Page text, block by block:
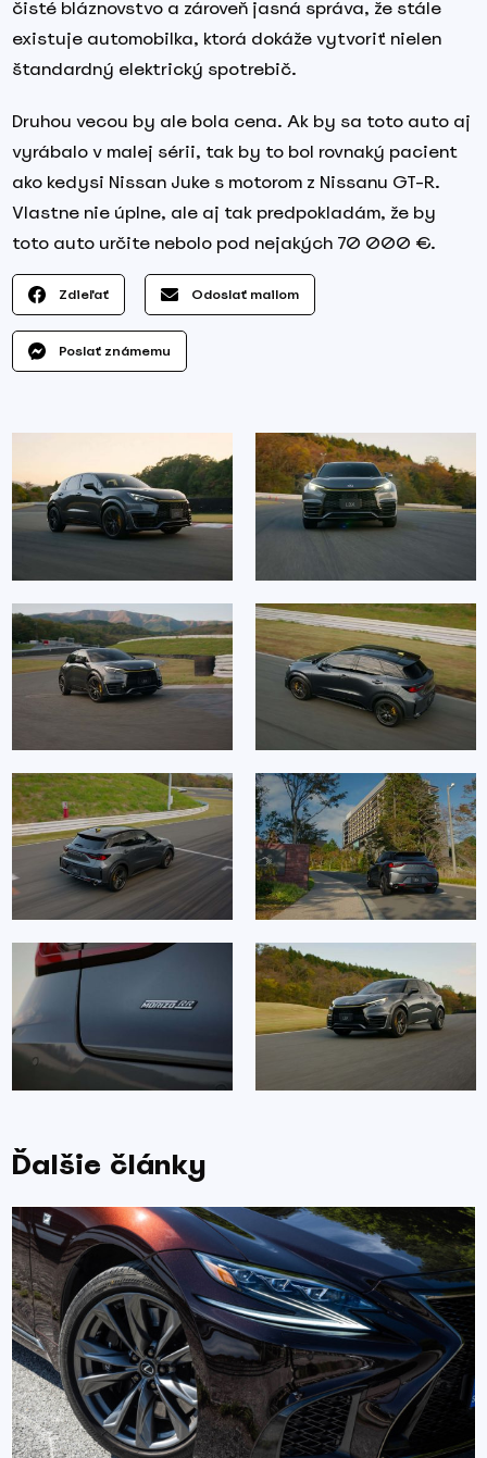
čisté bláznovstvo a zároveň jasná správa, že stále
existuje automobilka, ktorá dokáže vytvoriť nielen
štandardný elektrický spotrebič.
Druhou vecou by ale bola cena. Ak by sa toto auto aj
vyrábalo v malej sérii, tak by to bol rovnaký pacient
ako kedysi Nissan Juke s motorom z Nissanu GT-R.
Vlastne nie úplne, ale aj tak predpokladám, že by
toto auto určite nebolo pod nejakých 70 000 €.
Zdieľať Odoslať mailom
Poslať známemu
Ďalšie články